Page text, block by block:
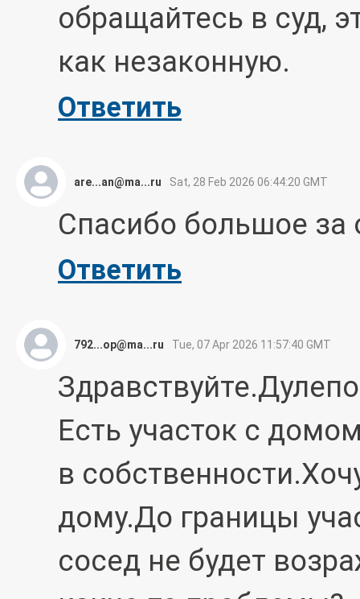
обращайтесь в суд,
как незаконную.
Ответить
are...an@ma...ru Sat, 28 Feb 2026 06:44:20 GMT
Спасибо большое за
Ответить
792...op@ma...ru Tue, 07 Apr 2026 11:57:40 GMT
Есть участок с
в
дому.До границы
сосед не будет